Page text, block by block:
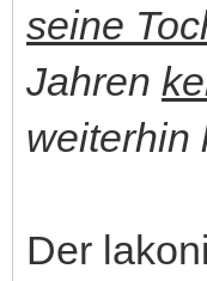
seine
Jahren
weiterhin
Der